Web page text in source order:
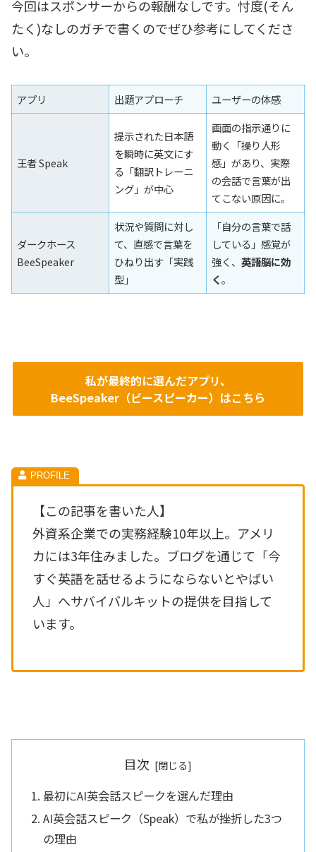
今回はスポンサーからの報酬なしです。忖度(そん
たく)なしのガチで書くのでぜひ参考にしてくださ
い。
アプリ 出題アプローチ ユーザーの体感
王者 Speak
提示された日本語
を瞬時に英文にす
る「翻訳トレーニ
ング」が中心
画面の指示通りに
動く「操り人形
感」があり、実際
の会話で言葉が出
てこない原因に。
ダークホース
BeeSpeaker
状況や質問に対し
て、直感で言葉を
ひねり出す「実践
型」
「自分の言葉で話
している」感覚が
強く、英語脳に効
く。
私が最終的に選んだアプリ、
BeeSpeaker（ビースピーカー）はこちら
【この記事を書いた人】
外資系企業での実務経験10年以上。アメリ
カには3年住みました。ブログを通じて「今
すぐ英語を話せるようにならないとやばい
人」へサバイバルキットの提供を目指して
います。
目次
最初にAI英会話スピークを選んだ理由
AI英会話スピーク（Speak）で私が挫折した3つ
の理由